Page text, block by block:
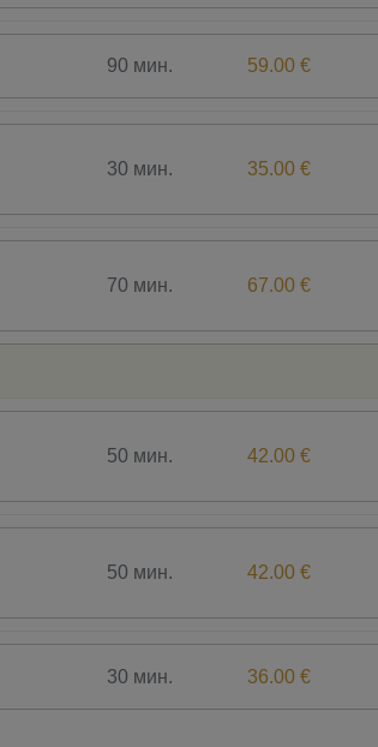
90 мин. 59.00 €
30 мин. 35.00 €
70 мин. 67.00 €
50 мин. 42.00 €
50 мин. 42.00 €
30 мин. 36.00 €